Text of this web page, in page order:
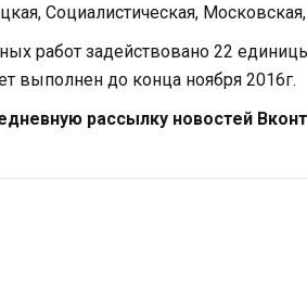
Социалистическая,
работ задействовано 22
выполнен до конца ноября 2016г.
рассылку новостей